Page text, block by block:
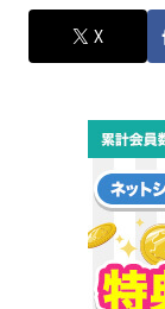
X